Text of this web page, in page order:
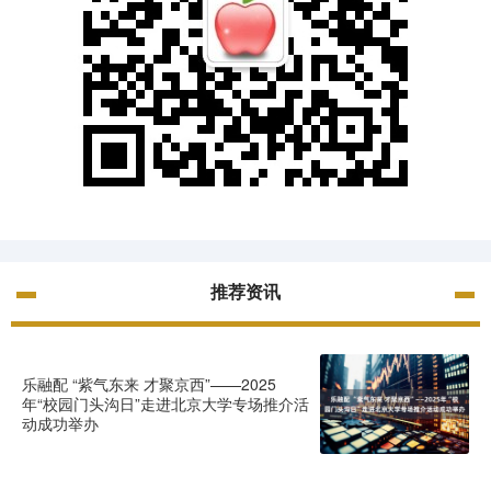
推荐资讯
乐融配 “紫气东来 才聚京西”——2025
年“校园门头沟日”走进北京大学专场推介活
动成功举办